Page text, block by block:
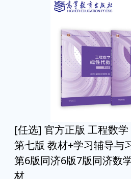
[任选] 官方正版 工程数
第七版 教材+学习辅导与
第6版同济6版7版同济数
材